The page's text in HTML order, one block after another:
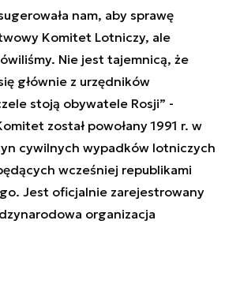
nam, aby sprawę
Komitet Lotniczy, ale
Nie jest tajemnicą, że
głównie z urzędników
stoją obywatele Rosji” -
został powołany 1991 r. w
cywilnych wypadków lotniczych
wcześniej republikami
Jest oficjalnie zarejestrowany
organizacja